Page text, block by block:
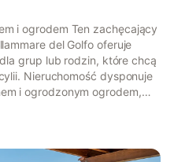
i ogrodem Ten zachęcający
del Golfo oferuje
grup lub rodzin, które chcą
Nieruchomość dysponuje
i ogrodzonym ogrodem,
gości do spożywania
zapewniają